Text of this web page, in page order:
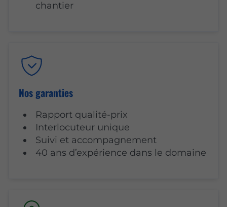
chantier
Nos garanties
Rapport qualité-prix
Interlocuteur unique
Suivi et accompagnement
40 ans d’expérience dans le domaine